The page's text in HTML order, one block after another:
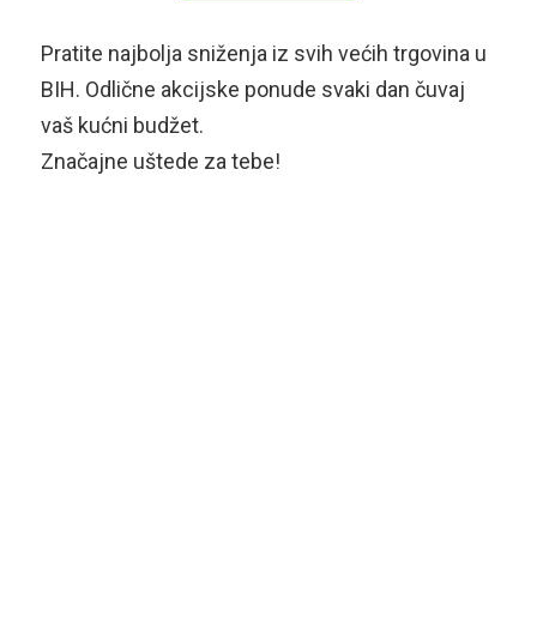
Pratite najbolja sniženja iz svih većih trgovina u
BIH. Odlične akcijske ponude svaki dan čuvaj
vaš kućni budžet.
Značajne uštede za tebe!